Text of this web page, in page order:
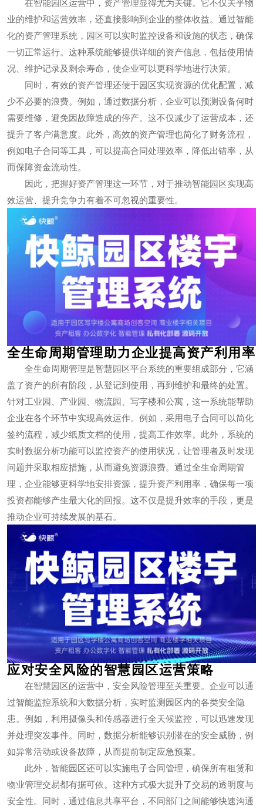
业的维护和运营效率，还直接影响到企业的整体收益。通过智能
化的资产管理系统，园区可以实时监控设备和设施的状态，确保
一切正常运行。这种系统能够提供详细的资产信息，包括使用情
况、维护记录及剩余寿命，使企业可以更科学地进行决策。
同时，有效的资产管理还便于园区实现资源的优化配置，减
少不必要的浪费。例如，通过数据分析，企业可以预测设备何时
需要维修，避免因故障造成的停产。这不仅减少了运营成本，还
提升了客户满意度。此外，高效的资产管理也简化了财务流程，
例如电子合同等工具，可以提高合同处理效率，降低出错率，从
而保障资金流动性。
因此，把握好资产管理这一环节，对于推动智能园区实现高
效运营、提升竞争力有着不可忽视的重要性。
全生命周期管理助力企业提高资产利用率
全生命周期管理是智慧园区平台系统的重要组成部分，它涵
盖了资产的所有阶段，从登记到使用，再到维护和最终的处置。
针对工业园、产业园、物流园、写字楼和公寓，这一系统能帮助
企业在各个环节中实现高效运作。例如，采用电子合同可以简化
签约流程，减少纸质文档的使用，提高工作效率。此外，系统的
实时数据分析功能可以监控资产的使用状况，让管理者及时发现
问题并采取相应措施，从而避免资源浪费。通过全生命周期管
理，企业能够更科学地安排资源，提升资产利用率，确保每一项
投资都能够产生最大化的回报。这不仅是提升效率的手段，更是
推动企业可持续发展的基石。
应对安全风险的智慧园区运营策略
在智慧园区的运营中，安全风险管理至关重要。企业可以通
过智能监控系统和大数据分析，实时监测园区内的各类安全隐
患。例如，利用摄像头和传感器进行全天候监控，可以迅速发现
并处理突发事件。同时，数据分析能够识别潜在的安全威胁，例
如异常活动或设备故障，从而提前制定应急预案。
此外，智能园区还可以实施电子合同管理，确保所有租赁和
物业管理交易都有据可依。这种方式极大提升了交易的透明度与
安全性。同时，通过信息共享平台，不同部门之间能够快速沟通